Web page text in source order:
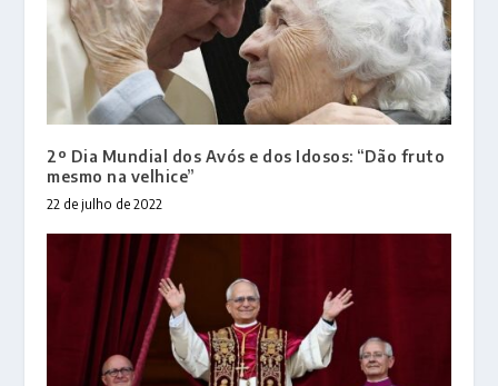
2º Dia Mundial dos Avós e dos Idosos: “Dão fruto
mesmo na velhice”
22 de julho de 2022